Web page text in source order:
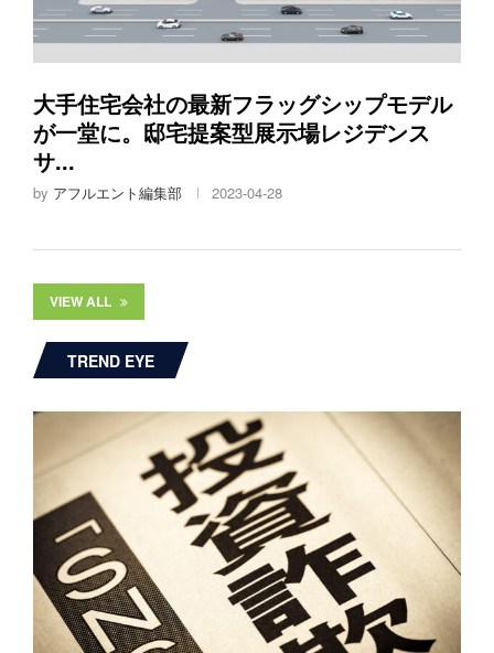
大手住宅会社の最新フラッグシップモデル
が一堂に。邸宅提案型展示場レジデンス
サ...
by アフルエント編集部 2023-04-28
VIEW ALL
TREND EYE